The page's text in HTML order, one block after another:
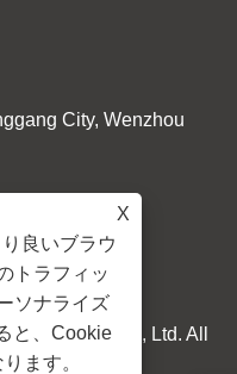
City, Wenzhou
Crafts Co., Ltd. All
X
良いブラウ
トラフィッ
ソナライズ
と、Cookie
ます。